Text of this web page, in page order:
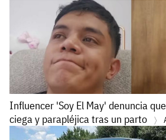
Influencer 'Soy El May' denuncia
ciega y parapléjica tras un parto